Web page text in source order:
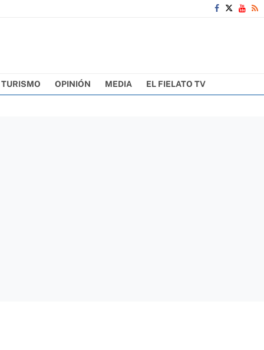
TURISMO OPINIÓN MEDIA EL FIELATO TV